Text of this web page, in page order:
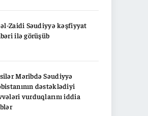
Zaidi Səudiyyə kəşfiyyat
ilə görüşüb
Məribdə Səudiyyə
dəstəklədiyi
vurduqlarını iddia